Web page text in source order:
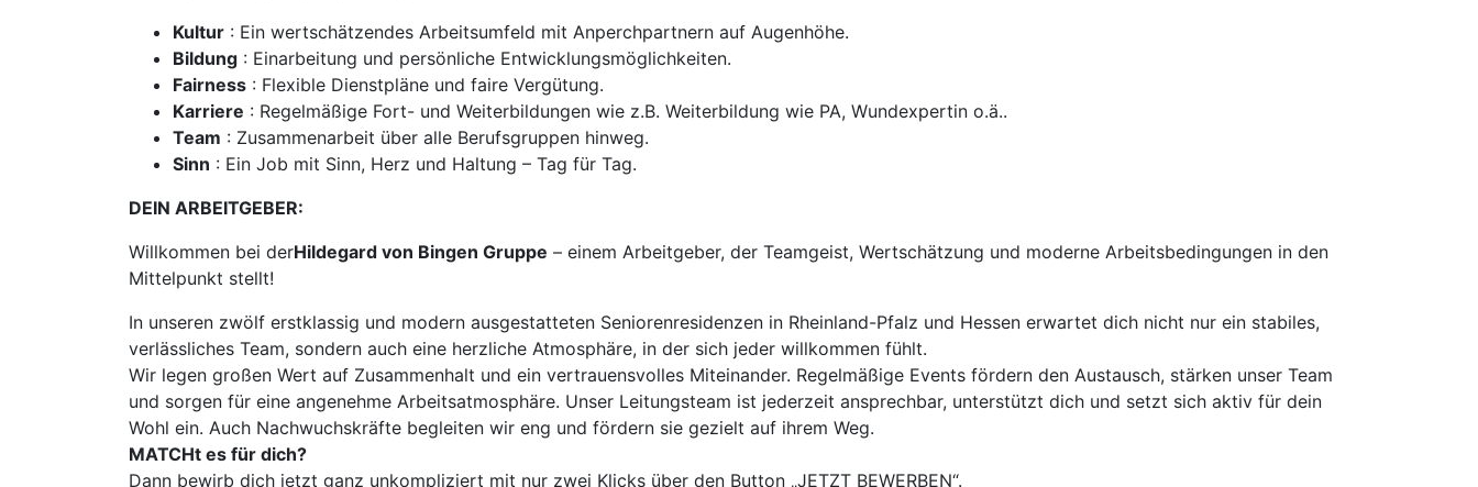
Kultur : Ein wertschätzendes Arbeitsumfeld mit Anperchpartnern auf Augenhöhe.
Bildung : Einarbeitung und persönliche Entwicklungsmöglichkeiten.
Fairness : Flexible Dienstpläne und faire Vergütung.
Karriere : Regelmäßige Fort- und Weiterbildungen wie z.B. Weiterbildung wie PA, Wundexpertin o.ä..
Team : Zusammenarbeit über alle Berufsgruppen hinweg.
Sinn : Ein Job mit Sinn, Herz und Haltung – Tag für Tag.
DEIN ARBEITGEBER:
Willkommen bei derHildegard von Bingen Gruppe – einem Arbeitgeber, der Teamgeist, Wertschätzung und moderne Arbeitsbedingungen in den
Mittelpunkt stellt!
In unseren zwölf erstklassig und modern ausgestatteten Seniorenresidenzen in Rheinland-Pfalz und Hessen erwartet dich nicht nur ein stabiles,
verlässliches Team, sondern auch eine herzliche Atmosphäre, in der sich jeder willkommen fühlt.
Wir legen großen Wert auf Zusammenhalt und ein vertrauensvolles Miteinander. Regelmäßige Events fördern den Austausch, stärken unser Team
und sorgen für eine angenehme Arbeitsatmosphäre. Unser Leitungsteam ist jederzeit ansprechbar, unterstützt dich und setzt sich aktiv für dein
Wohl ein. Auch Nachwuchskräfte begleiten wir eng und fördern sie gezielt auf ihrem Weg.
MATCHt es für dich?
Dann bewirb dich jetzt ganz unkompliziert mit nur zwei Klicks über den Button „JETZT BEWERBEN“.